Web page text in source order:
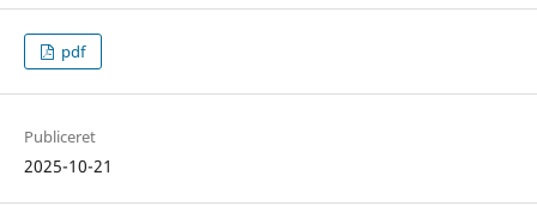
pdf
Publiceret
2025-10-21